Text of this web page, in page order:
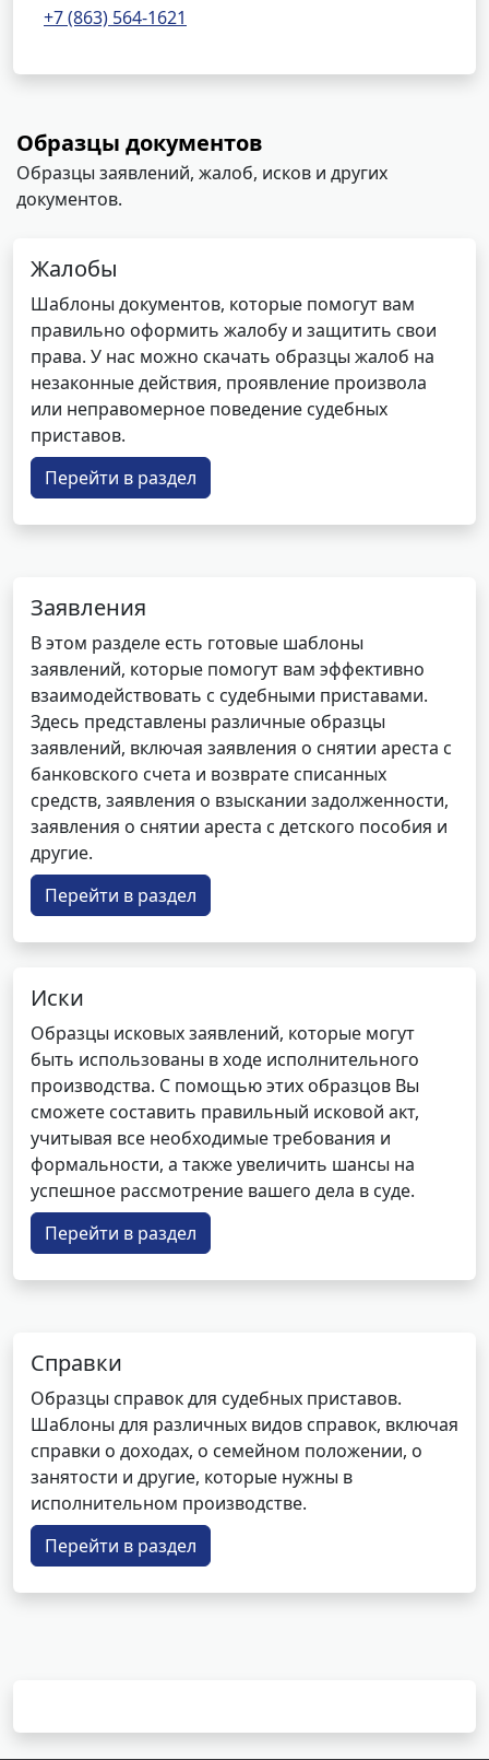
+7 (863) 564-1621
Образцы документов
Образцы заявлений, жалоб, исков и других
документов.
Жалобы
Шаблоны документов, которые помогут вам
правильно оформить жалобу и защитить свои
права. У нас можно скачать образцы жалоб на
незаконные действия, проявление произвола
или неправомерное поведение судебных
приставов.
Перейти в раздел
Заявления
В этом разделе есть готовые шаблоны
заявлений, которые помогут вам эффективно
взаимодействовать с судебными приставами.
Здесь представлены различные образцы
заявлений, включая заявления о снятии ареста с
банковского счета и возврате списанных
средств, заявления о взыскании задолженности,
заявления о снятии ареста с детского пособия и
другие.
Перейти в раздел
Иски
Образцы исковых заявлений, которые могут
быть использованы в ходе исполнительного
производства. С помощью этих образцов Вы
сможете составить правильный исковой акт,
учитывая все необходимые требования и
формальности, а также увеличить шансы на
успешное рассмотрение вашего дела в суде.
Перейти в раздел
Справки
Образцы справок для судебных приставов.
Шаблоны для различных видов справок, включая
справки о доходах, о семейном положении, о
занятости и другие, которые нужны в
исполнительном производстве.
Перейти в раздел